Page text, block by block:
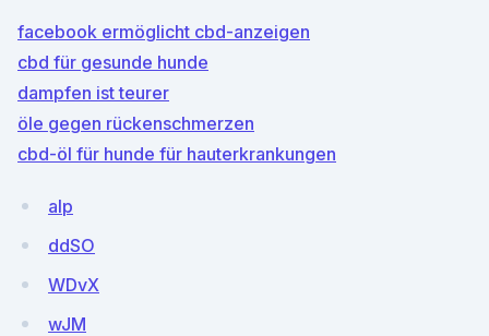
facebook ermöglicht cbd-anzeigen
cbd für gesunde hunde
dampfen ist teurer
öle gegen rückenschmerzen
cbd-öl für hunde für hauterkrankungen
alp
ddSO
WDvX
wJM